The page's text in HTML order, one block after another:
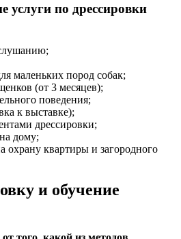
по дрессировки
маленьких пород собак;
(от 3 месяцев);
поведения;
к выставке);
дрессировки;
дому;
охрану квартиры и загородного
и обучение